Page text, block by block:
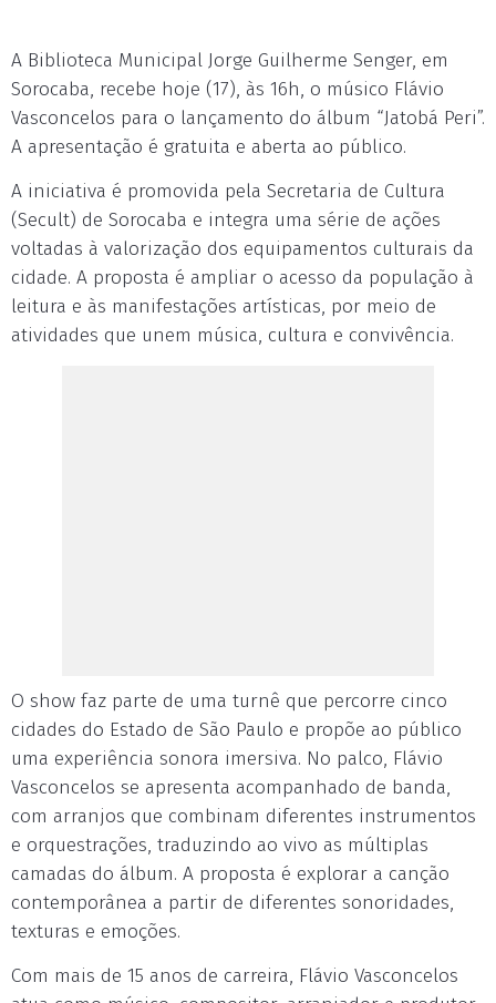
A Biblioteca Municipal Jorge Guilherme Senger, em
Sorocaba, recebe hoje (17), às 16h, o músico Flávio
Vasconcelos para o lançamento do álbum “Jatobá Peri”.
A apresentação é gratuita e aberta ao público.
A iniciativa é promovida pela Secretaria de Cultura
(Secult) de Sorocaba e integra uma série de ações
voltadas à valorização dos equipamentos culturais da
cidade. A proposta é ampliar o acesso da população à
leitura e às manifestações artísticas, por meio de
atividades que unem música, cultura e convivência.
O show faz parte de uma turnê que percorre cinco
cidades do Estado de São Paulo e propõe ao público
uma experiência sonora imersiva. No palco, Flávio
Vasconcelos se apresenta acompanhado de banda,
com arranjos que combinam diferentes instrumentos
e orquestrações, traduzindo ao vivo as múltiplas
camadas do álbum. A proposta é explorar a canção
contemporânea a partir de diferentes sonoridades,
texturas e emoções.
Com mais de 15 anos de carreira, Flávio Vasconcelos